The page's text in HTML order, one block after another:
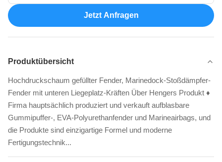
Jetzt Anfragen
Produktübersicht
Hochdruckschaum gefüllter Fender, Marinedock-Stoßdämpfer-
Fender mit unteren Liegeplatz-Kräften Über Hengers Produkt ♦
Firma hauptsächlich produziert und verkauft aufblasbare
Gummipuffer-, EVA-Polyurethanfender und Marineairbags, und
die Produkte sind einzigartige Formel und moderne
Fertigungstechnik...